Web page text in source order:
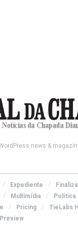
news &
Expediente
Multimídia
Política
Pricing
TieLabs